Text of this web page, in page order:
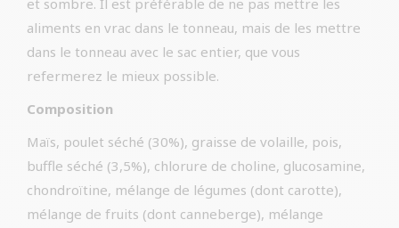
et sombre. Il est préférable de ne pas mettre les
aliments en vrac dans le tonneau, mais de les mettre
dans le tonneau avec le sac entier, que vous
refermerez le mieux possible.
Composition
Maïs, poulet séché (30%), graisse de volaille, pois,
buffle séché (3,5%), chlorure de choline, glucosamine,
chondroïtine, mélange de légumes (dont carotte),
mélange de fruits (dont canneberge), mélange